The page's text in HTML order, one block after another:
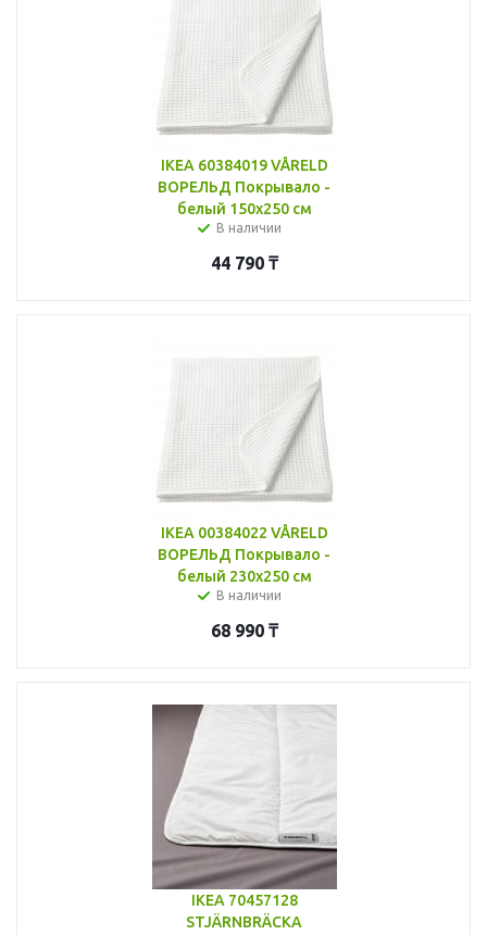
IKEA 60384019 VÅRELD
ВОРЕЛЬД Покрывало -
белый 150x250 см
В наличии
44 790₸
IKEA 00384022 VÅRELD
ВОРЕЛЬД Покрывало -
белый 230x250 см
В наличии
68 990₸
IKEA 70457128
STJÄRNBRÄCKA